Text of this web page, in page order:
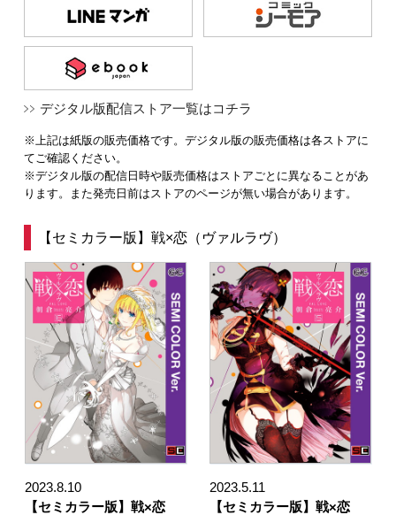
デジタル版配信ストア一覧はコチラ
※上記は紙版の販売価格です。デジタル版の販売価格は各ストアに
てご確認ください。
※デジタル版の配信日時や販売価格はストアごとに異なることがあ
ります。また発売日前はストアのページが無い場合があります。
【セミカラー版】戦×恋（ヴァルラヴ）
2023.8.10
【セミカラー版】戦×恋
2023.5.11
【セミカラー版】戦×恋